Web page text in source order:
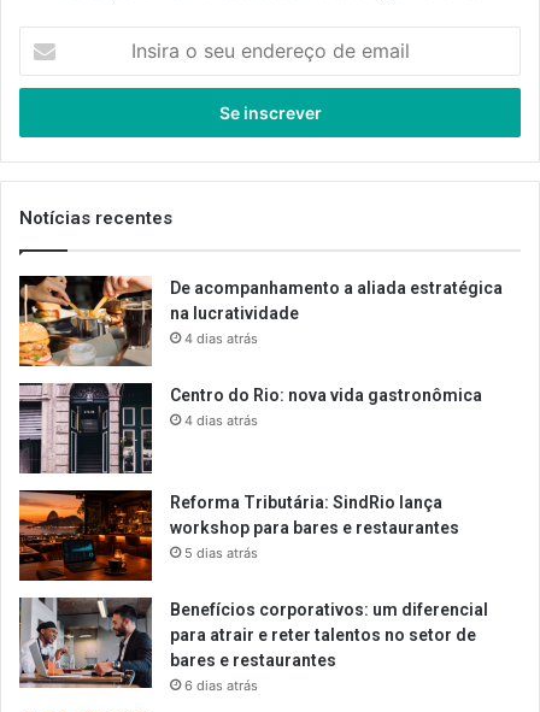
seu
de
email
Notícias recentes
De acompanhamento a aliada estratégica
na lucratividade
4 dias atrás
Centro do Rio: nova vida gastronômica
4 dias atrás
Reforma Tributária: SindRio lança
workshop para bares e restaurantes
5 dias atrás
Benefícios corporativos: um diferencial
para atrair e reter talentos no setor de
bares e restaurantes
6 dias atrás